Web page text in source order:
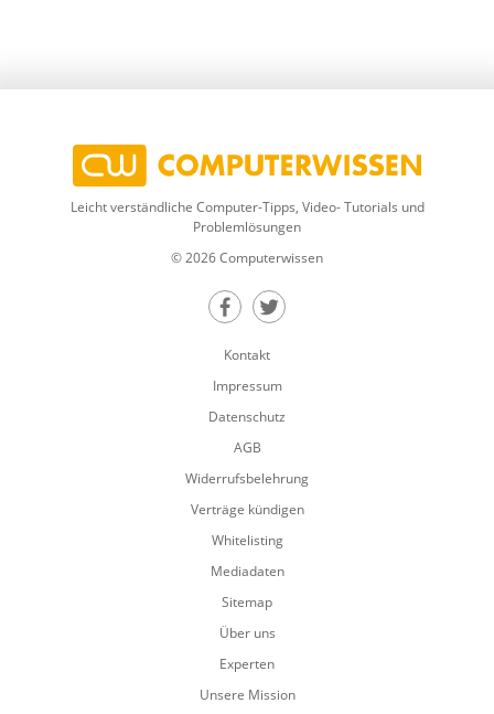
Leicht verständliche Computer-Tipps, Video- Tutorials und
Problemlösungen
© 2026 Computerwissen
Teilen auf Facebook
Teilen auf Twitter
Kontakt
Impressum
Datenschutz
AGB
Widerrufsbelehrung
Verträge kündigen
Whitelisting
Mediadaten
Sitemap
Über uns
Experten
Unsere Mission